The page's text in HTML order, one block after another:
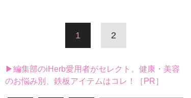
1 2
▶編集部のiHerb愛用者がセレクト。健康・美容
のお悩み別、鉄板アイテムはコレ！［PR］